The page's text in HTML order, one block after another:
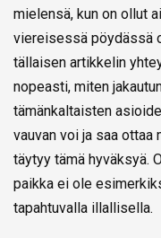
mielensä, kun on ollut
viereisessä pöydässä
tällaisen artikkelin
nopeasti, miten
tämänkaltaisten
vauvan voi ja saa ottaa
täytyy tämä hyväksyä.
paikka ei ole
tapahtuvalla illallisella.